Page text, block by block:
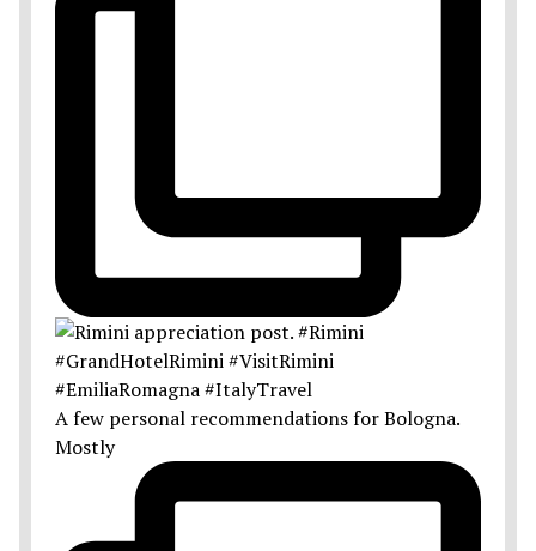
A few personal recommendations for Bologna.
Mostly